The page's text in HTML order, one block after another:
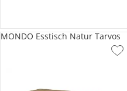
MONDO Esstisch Natur Tarvos